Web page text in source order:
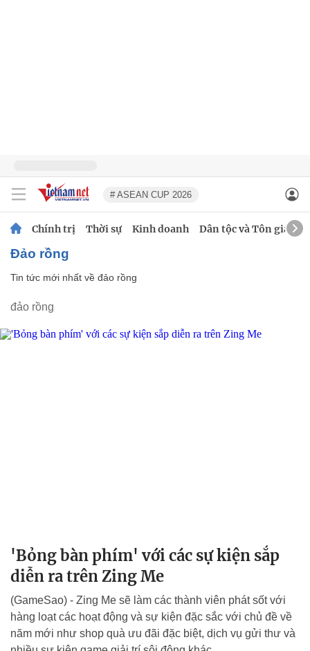
# ASEAN CUP 2026
Chính trị Thời sự Kinh doanh Dân tộc và Tôn giáo
đảo rồng
Tin tức mới nhất về đảo rồng
đảo rồng
'Bỏng bàn phím' với các sự kiện sắp
diễn ra trên Zing Me
(GameSao) - Zing Me sẽ làm các thành viên phát sốt với
hàng loạt các hoạt động và sự kiện đặc sắc với chủ đề về
năm mới như shop quà ưu đãi đặc biệt, dịch vụ gửi thư và